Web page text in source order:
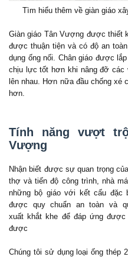
Tìm hiểu thêm về giàn giáo
Giàn giáo Tân Vượng được thiết
được thuận tiện và có độ an
dụng ống nối. Chân giáo được
chịu lực tốt hơn khi nâng đỡ các
lên nhau. Hơn nữa đầu chống xé
hơn.
Tính năng vượt
Vượng
Nhận biết được sự quan trọng
thợ và tiến độ công trình, nhà
những bộ giáo với kết cấu đặc
được quy chuẩn an toàn và
xuất khắt khe để đáp ứng
được
Chúng tôi sử dụng loại ống thép